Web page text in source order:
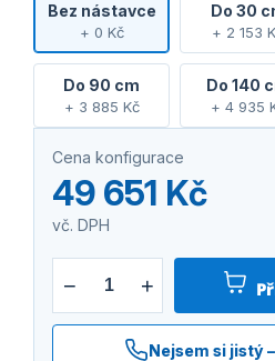
Bez nástavce
+ 0 Kč
Do 30
+ 2 153
Do 90 cm
+ 3 885 Kč
Do 140
+ 4 935
Cena konfigurace
49 651 Kč
vč. DPH
+
−
Nejsem si jistý